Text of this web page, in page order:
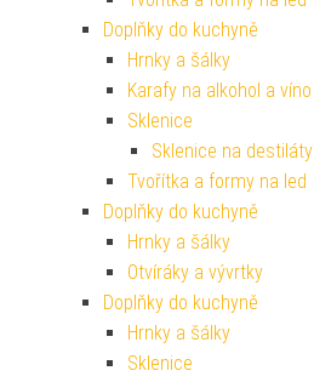
Doplňky do kuchyně
Hrnky a šálky
Karafy na alkohol a víno
Sklenice
Sklenice na destiláty
Tvořítka a formy na led
Doplňky do kuchyně
Hrnky a šálky
Otvíráky a vývrtky
Doplňky do kuchyně
Hrnky a šálky
Sklenice